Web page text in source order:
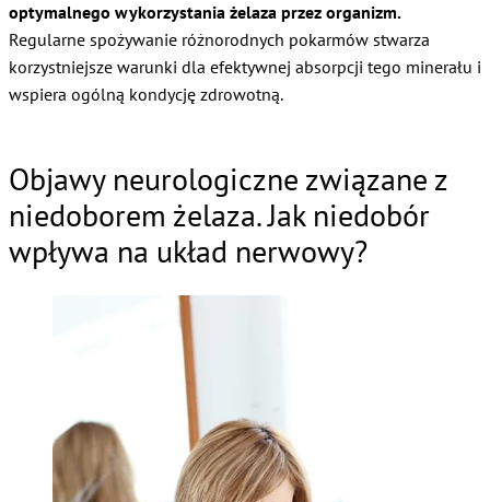
optymalnego wykorzystania żelaza przez organizm.
Regularne spożywanie różnorodnych pokarmów stwarza
korzystniejsze warunki dla efektywnej absorpcji tego minerału i
wspiera ogólną kondycję zdrowotną.
Objawy neurologiczne związane z
niedoborem żelaza. Jak niedobór
wpływa na układ nerwowy?